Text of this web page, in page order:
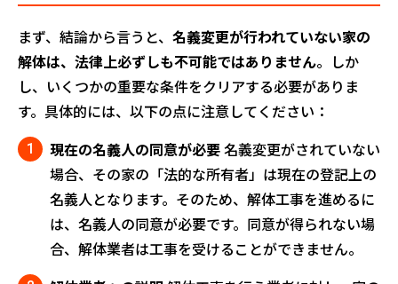
まず、結論から言うと、 名義変更が行われていない家の
解体は、法律上必ずしも不可能ではありません。しか
し、いくつかの重要な条件をクリアする必要がありま
す。具体的には、以下の点に注意してください：
現在の名義人の同意が必要名義変更がされていない
場合、その家の「法的な所有者」は現在の登記上の
名義人となります。そのため、解体工事を進めるに
は、名義人の同意が必要です。同意が得られない場
合、解体業者は工事を受けることができません。